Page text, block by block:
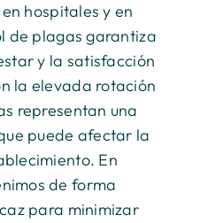
hospitales y en
de plagas garantiza
y la satisfacción
la elevada rotación
representan una
puede afectar la
En
de forma
para minimizar